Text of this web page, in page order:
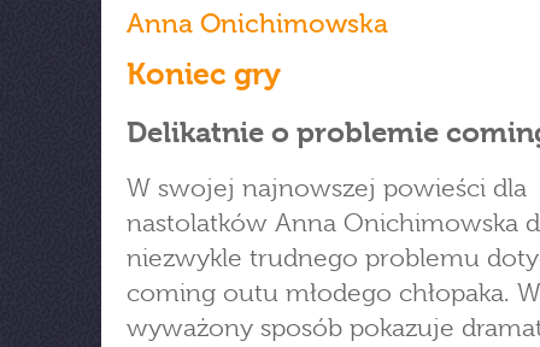
Anna Onichimowska
Koniec gry
Delikatnie o problemie
W swojej najnowszej powieści dla
nastolatków Anna Onichimowska
niezwykle trudnego problemu
coming outu młodego chłopaka.
wyważony sposób pokazuje